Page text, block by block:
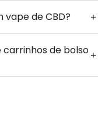
de CBD?
de bolso